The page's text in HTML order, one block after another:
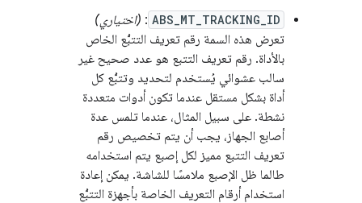
ABS_MT_TRACKING_ID
: (اختياري)
تعرض هذه السمة رقم تعريف التتبُّع الخاص
بالأداة. رقم تعريف التتبع هو عدد صحيح غير
سالب عشوائي يُستخدم لتحديد وتتبُّع كل
أداة بشكل مستقل عندما تكون أدوات متعددة
نشطة. على سبيل المثال، عندما تلمس عدة
أصابع الجهاز، يجب أن يتم تخصيص رقم
تعريف التتبع مميز لكل إصبع يتم استخدامه
طالما ظل الإصبع ملامسًا للشاشة. يمكن إعادة
استخدام أرقام التعريف الخاصة بأجهزة التتبُّع